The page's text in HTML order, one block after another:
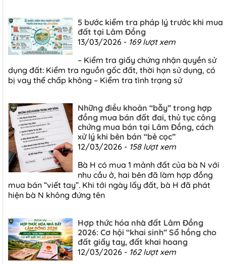
5 bước kiểm tra pháp lý trước khi mua
đất tại Lâm Đồng
13/03/2026 - 169 lượt xem
– Kiểm tra giấy chứng nhận quyền sử
dụng đất: Kiểm tra nguồn gốc đất, thời hạn sử dụng, có
bị vay thế chấp không – Kiểm tra tình trạng sử
Những điều khoản “bẫy” trong hợp
đồng mua bán đất đai, thủ tục công
chứng mua bán tại Lâm Đồng, cách
xử lý khi bên bán “bẻ cọc”
12/03/2026 - 158 lượt xem
Bà H có mua 1 mảnh đất của bà N với
nhu cầu ở, hai bên đã làm hợp đồng
mua bán “viết tay”. Khi tới ngày lấy đất, bà H đã phát
hiện bà N không đứng tên
Hợp thức hóa nhà đất Lâm Đồng
2026: Cơ hội “khai sinh” Sổ hồng cho
đất giấy tay, đất khai hoang
12/03/2026 - 162 lượt xem